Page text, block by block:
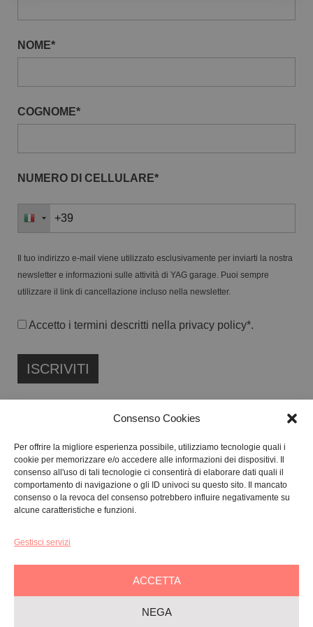
Consenso Cookies
Per offrire la migliore esperienza possibile, utilizziamo tecnologie quali i
cookie per memorizzare e/o accedere alle informazioni dei dispositivi. Il
consenso all'uso di tali tecnologie ci consentirà di elaborare dati quali il
comportamento di navigazione o gli ID univoci su questo sito. Il mancato
consenso o la revoca del consenso potrebbero influire negativamente su
alcune caratteristiche e funzioni.
Gestisci servizi
ACCETTA
NEGA
NOME*
COGNOME*
NUMERO DI CELLULARE*
Il tuo indirizzo e-mail viene utilizzato esclusivamente per inviarti la nostra
newsletter e informazioni sulle attività di YAG garage. Puoi sempre
utilizzare il link di cancellazione incluso nella newsletter.
Accetto i termini descritti nella privacy policy*.
FONDAZIONE ETIPUBLICA ENTE FILANTROPICO ETS
ISCRITTA AL RUNTS N. 103422
CF:91134080687
GALLERY:
SEDE LEGALE:VIALE G. BOVIO, 235 – 65124, PESCARA
+39 085 7951672